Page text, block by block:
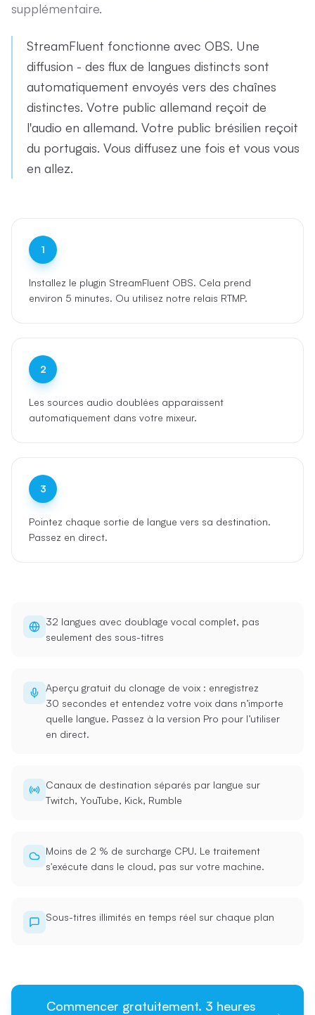
supplémentaire.
StreamFluent fonctionne avec OBS. Une
diffusion - des flux de langues distincts sont
automatiquement envoyés vers des chaînes
distinctes. Votre public allemand reçoit de
l'audio en allemand. Votre public brésilien reçoit
du portugais. Vous diffusez une fois et vous vous
en allez.
1
Installez le plugin StreamFluent OBS. Cela prend
environ 5 minutes. Ou utilisez notre relais RTMP.
2
Les sources audio doublées apparaissent
automatiquement dans votre mixeur.
3
Pointez chaque sortie de langue vers sa destination.
Passez en direct.
32 langues avec doublage vocal complet, pas
seulement des sous-titres
Aperçu gratuit du clonage de voix : enregistrez
30 secondes et entendez votre voix dans n’importe
quelle langue. Passez à la version Pro pour l’utiliser
en direct.
Canaux de destination séparés par langue sur
Twitch, YouTube, Kick, Rumble
Moins de 2 % de surcharge CPU. Le traitement
s'exécute dans le cloud, pas sur votre machine.
Sous-titres illimités en temps réel sur chaque plan
Commencer gratuitement. 3 heures